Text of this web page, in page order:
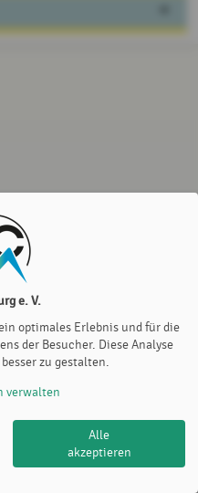
Datenschutz- und
Cookie Policy
e. V.
optimales Erlebnis und für die
der Besucher. Diese Analyse
zu gestalten.
verwalten
Alle
akzeptieren